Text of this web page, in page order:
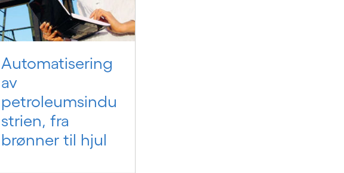
Automatisering
av
petroleumsindu
strien, fra
brønner til hjul